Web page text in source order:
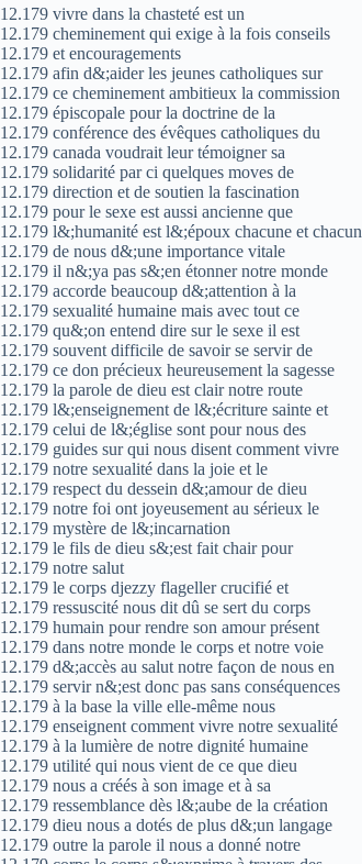
12.179 vivre dans la chasteté est un
12.179 cheminement qui exige à la fois conseils
12.179 et encouragements
12.179 afin d&;aider les jeunes catholiques sur
12.179 ce cheminement ambitieux la commission
12.179 épiscopale pour la doctrine de la
12.179 conférence des évêques catholiques du
12.179 canada voudrait leur témoigner sa
12.179 solidarité par ci quelques moves de
12.179 direction et de soutien la fascination
12.179 pour le sexe est aussi ancienne que
12.179 l&;humanité est l&;époux chacune et chacun
12.179 de nous d&;une importance vitale
12.179 il n&;ya pas s&;en étonner notre monde
12.179 accorde beaucoup d&;attention à la
12.179 sexualité humaine mais avec tout ce
12.179 qu&;on entend dire sur le sexe il est
12.179 souvent difficile de savoir se servir de
12.179 ce don précieux heureusement la sagesse
12.179 la parole de dieu est clair notre route
12.179 l&;enseignement de l&;écriture sainte et
12.179 celui de l&;église sont pour nous des
12.179 guides sur qui nous disent comment vivre
12.179 notre sexualité dans la joie et le
12.179 respect du dessein d&;amour de dieu
12.179 notre foi ont joyeusement au sérieux le
12.179 mystère de l&;incarnation
12.179 le fils de dieu s&;est fait chair pour
12.179 notre salut
12.179 le corps djezzy flageller crucifié et
12.179 ressuscité nous dit dû se sert du corps
12.179 humain pour rendre son amour présent
12.179 dans notre monde le corps et notre voie
12.179 d&;accès au salut notre façon de nous en
12.179 servir n&;est donc pas sans conséquences
12.179 à la base la ville elle-même nous
12.179 enseignent comment vivre notre sexualité
12.179 à la lumière de notre dignité humaine
12.179 utilité qui nous vient de ce que dieu
12.179 nous a créés à son image et à sa
12.179 ressemblance dès l&;aube de la création
12.179 dieu nous a dotés de plus d&;un langage
12.179 outre la parole il nous a donné notre